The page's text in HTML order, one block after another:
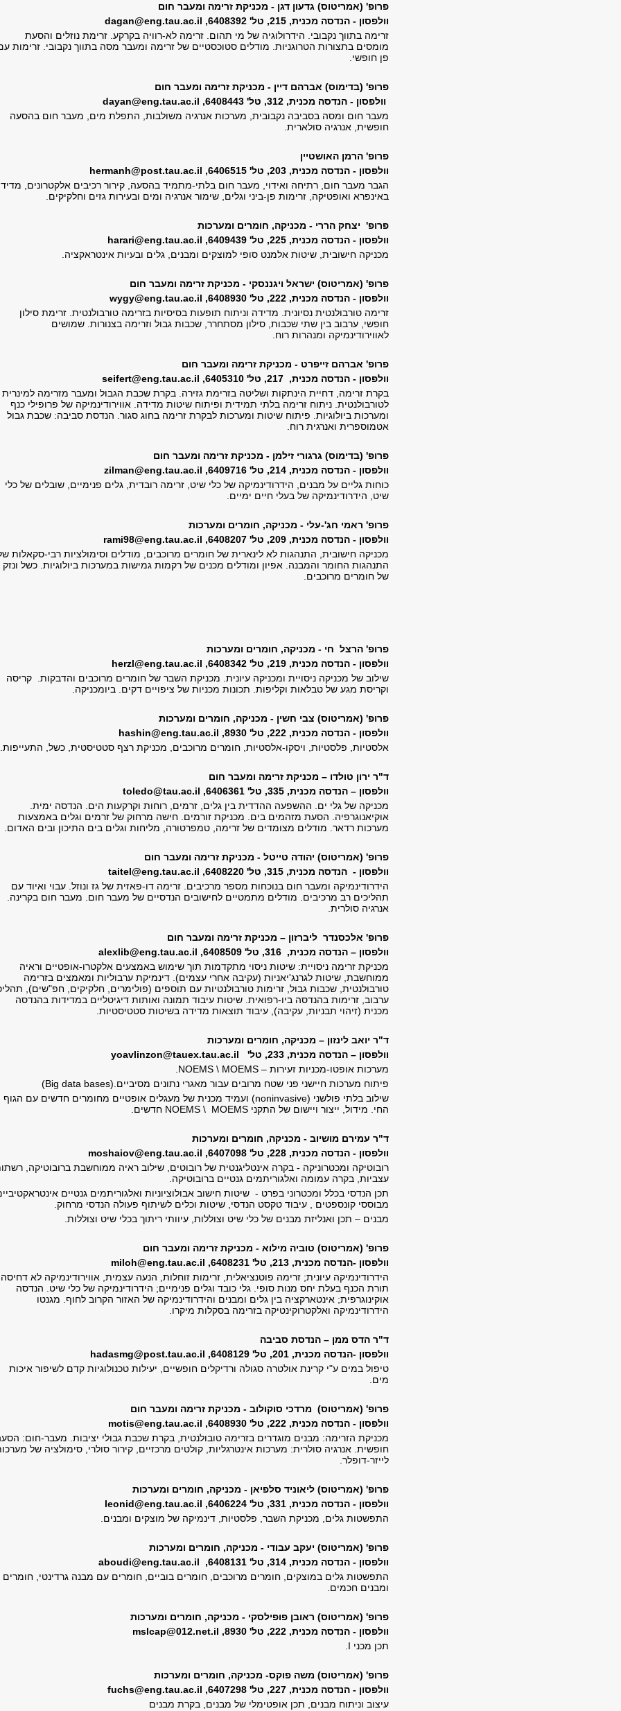
פרופ' (אמריטוס) גדעון דגן - מכניקת זרימה ומעבר חום
וולפסון - הנדסה מכנית, 215, טל' 6408392,
dagan@eng.tau.ac.il
זרימה בתווך נקבובי. הידרולוגיה של מי תהום. זרימה לא-רוויה בקרקע. זרימת נוזלים והסעת
מומסים בתצורות הטרוגניות. מודלים סטוכסטיים של זרימה ומעבר מסה בתווך נקבובי. זרימות
פן חופשי.
פרופ' (בדימוס) אברהם דיין - מכניקת זרימה ומעבר חום
וולפסון - הנדסה מכנית, 312, טל' 6408443,
dayan@eng.tau.ac.il
מעבר חום ומסה בסביבה נקבובית, מערכות אנרגיה משולבות, התפלת מים, מעבר חום בהסעה
חופשית, אנרגיה סולארית.
פרופ' הרמן האושטיין
וולפסון - הנדסה מכנית, 203, טל' 6406515,
hermanh@post.tau.ac.il
הגבר מעבר חום, רתיחה ואידוי, מעבר חום בלתי-מתמיד בהסעה, קירור רכיבים אלקטרונים,
באינפרא ואופטיקה, זרימות פן-ביני וגלים, שימור אנרגיה ומים ובעירות גזים וחלקיקים.
פרופ' יצחק הררי - מכניקה, חומרים ומערכות
וולפסון - הנדסה מכנית, 225, טל' 6409439,
harari@eng.tau.ac.il
מכניקה חישובית, שיטות אלמנט סופי למוצקים ומבנים, גלים ובעיות אינטראקציה.
פרופ' (אמריטוס) ישראל ויגננסקי - מכניקת זרימה ומעבר חום
וולפסון - הנדסה מכנית, 222, טל' 6408930,
wygy@eng.tau.ac.il
זרימה טורבולנטית נסיונית. מדידה וניתוח תופעות בסיסיות בזרימה טורבולנטית. זרימת סילון
חופשי, ערבוב בין שתי שכבות, סילון מסתחרר, שכבות גבול וזרימה בצנורות. שמושים
לאווירודינמיקה ומנהרות רוח.
פרופ' אברהם זייפרט - מכניקת זרימה ומעבר חום
וולפסון - הנדסה מכנית, 217, טל' 6405310
,
seifert@eng.tau.ac.il
בקרת זרימה, דחיית הינתקות ושליטה בזרימת גזירה. בקרת שכבת הגבול ומעבר מזרימה למינרית
לטורבולנטית. ניתוח זרימה בלתי תמידית ופיתוח שיטות מדידה. אווירודינמיקה של פרופילי כנף
ומערכות ביולוגיות. פיתוח שיטות ומערכות לבקרת זרימה בחוג סגור. הנדסת סביבה: שכבת גבול
אטמוספרית ואנרגית רוח.
פרופ' (בדימוס) גרגורי זילמן - מכניקת זרימה ומעבר חום
וולפסון - הנדסה מכנית, 214, טל' 6409716,
zilman@eng.tau.ac.il
כוחות גליים על מבנים, הידרודינמיקה של כלי שיט, זרימה רובדית, גלים פנימיים, שובלים של כלי
שיט, הידרודינמיקה של בעלי חיים ימיים.
פרופ' ראמי חג'-עלי - מכניקה, חומרים ומערכות
וולפסון - הנדסה מכנית, 209, טל' 6408207,
rami98@eng.tau.ac.il
מכניקה חישובית, התנהגות לא לינארית של חומרים מרוכבים, מודלים וסימולציות רבי-סקאלות
התנהגות החומר והמבנה. אפיון ומודלים מכנים של רקמות גמישות במערכות ביולוגיות. כשל ונזק
של חומרים מרוכבים.
פרופ' הרצל חי - מכניקה, חומרים ומערכות
וולפסון - הנדסה מכנית, 219, טל' 6408342,
herzl@eng.tau.ac.il
שילוב של מכניקה ניסויית ומכניקה עיונית. מכניקת השבר של חומרים מרוכבים והדבקות. קריסה
וקריסת מגע של טבלאות וקליפות. תכונות מכניות של ציפויים דקים. ביומכניקה.
פרופ' (אמריטוס) צבי חשין - מכניקה, חומרים ומערכות
וולפסון - הנדסה מכנית, 222, טל' 8930,
hashin@eng.tau.ac.il
אלסטיות, פלסטיות, ויסקו-אלסטיות, חומרים מרוכבים, מכניקת רצף סטטיסטית, כשל, התעייפות.
ד"ר ירון טולדו – מכניקת זרימה ומעבר חום
וולפסון – הנדסה מכנית, 335, טל' 6406361, toledo@tau.ac.il
מכניקה של גלי ים. ההשפעה ההדדית בין גלים, זרמים, רוחות וקרקעות הים. הנדסה ימית.
אוקיאנוגרפיה. הסעת מזהמים בים. מכניקת זורמים. חישה מרחוק של זרמים וגלים באמצעות
מערכות רדאר. מודלים מצומדים של זרימה, טמפרטורה, מליחות וגלים בים התיכון ובים האדום.
פרופ' (אמריטוס) יהודה טייטל - מכניקת זרימה ומעבר חום
וולפסון - הנדסה מכנית, 315, טל' 6408220,
taitel@eng.tau.ac.il
הידרודינמיקה ומעבר חום בנוכחות מספר מרכיבים. זרימה דו-פאזית של גז ונוזל. עבוי ואיוד עם
תהליכים רב מרכיבים. מודלים מתמטיים לחישובים הנדסיים של מעבר חום. מעבר חום בקרינה.
אנרגיה סולרית.
פרופ' אלכסנדר ליברזון – מכניקת זרימה ומעבר חום
וולפסון – הנדסה מכנית, 316, טל' 6408509,
alexlib@eng.tau.ac.il
מכניקת זרימה ניסויית: שיטות ניסוי מתקדמות תוך שימוש באמצעים אלקטרו-אופטיים וראיה
ממוחשבת, שיטות לגרנג'יאניות (עקיבה אחרי עצמים). דינמיקת ערבוליות ומאמצים בזרימה
טורבולנטית, שכבות גבול, זרימות טורבולנטיות עם תוספים (פולימרים, חלקיקים, חפ"שים),
ערבוב, זרימות בהנדסה ביו-רפואית. שיטות עיבוד תמונה ואותות דיגיטליים במדידות בהנדסה
מכנית (זיהוי תבניות, עקיבה), עיבוד תוצאות מדידה בשיטות סטטיסטיות.
ד"ר יואב לינזון – מכניקה, חומרים ומערכות
וולפסון – הנדסה מכנית, 233, טל'
yoavlinzon@tauex.tau.ac.il
מערכות אופטו-מכניות זעירות – MOEMS
\
NOEMS
פיתוח מערכות חיישני פני שטח מרובים עבור מאגרי נתונים מסיביים (Big data bases).
שילוב בלתי פולשני (noninvasive) ועמיד מכנית של מעגלים אופטיים מחומרים חדשים עם הגוף
החי. מידול, ייצור ויישום של התקני MOEMS
\
NOEMS חדשים
ד"ר עמירם מושיוב - מכניקה, חומרים ומערכות
וולפסון - הנדסה מכנית, 228, טל' 6407098,
moshaiov@eng.tau.ac.il
רובוטיקה ומכטרוניקה - בקרה אינטליגנטית של רובוטים, שילוב ראיה ממוחשבת ברובוטיקה,
עצביות, בקרה עמומה ואלגוריתמים גנטיים ברובוטיקה.
תכן הנדסי בכלל ומכטרוני בפרט - שיטות חישוב אבולוציוניות ואלגוריתמים גנטיים
מבוססי קונספטים , עיבוד טקסט הנדסי, שיטות וכלים לשיתוף פעולה הנדסי מרחוק.
מבנים – תכן ואנליזת מבנים של כלי שיט וצוללות, עיוותי ריתוך בכלי שיט וצוללות.
פרופ' (אמריטוס) טוביה מילוא - מכניקת זרימה ומעבר חום
וולפסון -הנדסה מכנית, 213, טל' 6408231,
miloh@eng.tau.ac.il
הידרודינמיקה עיונית; זרימה פוטנציאלית, זרימות זוחלות, הנעה עצמית, אווירודינמיקה לא
תורת הכנף בעלת יחס מנות סופי. גלי כובד וגלים פנימיים; הידרודינמיקה של כלי שיט. הנדסה
אוקינוגרפית; אינטארקציה בין גלים ומבנים והידרודינמיקה של האזור הקרוב לחוף. מגנטו
הידרודינמיקה ואלקטרוקינטיקה בזרימה בסקלות מיקרו.
ד"ר הדס ממן – הנדסת סביבה
וולפסון -הנדסה מכנית, 201, טל' 6408129,
hadasmg@post.tau.ac.il
טיפול במים ע"י קרינת אולטרה סגולה ורדיקלים חופשיים, יעילות טכנולוגיות קדם לשיפור איכות
מים.
פרופ' (אמריטוס) מרדכי סוקולוב - מכניקת זרימה ומעבר חום
וולפסון - הנדסה מכנית, 222, טל' 6408930,
motis@eng.tau.ac.il
מכניקת הזרימה: מבנים מוגדרים בזרימה טובולנטית, בקרת שכבת גבולי יציבות. מעבר-חום:
חופשית. אנרגיה סולרית: מערכות אינטרגליות, קולטים מרכזיים, קירור סולרי, סימולציה של
לייזר-דופלר.
פרופ' (אמריטוס) ליאוניד סלפיאן - מכניקה, חומרים ומערכות
וולפסון - הנדסה מכנית, 331, טל' 6406224,
leonid@eng.tau.ac.il
התפשטות גלים, מכניקת השבר, פלסטיות, דינמיקה של מוצקים ומבנים.
פרופ' (אמריטוס) יעקב עבודי - מכניקה, חומרים ומערכות
וולפסון - הנדסה מכנית, 314, טל' 6408131,
aboudi@eng.tau.ac.il
התפשטות גלים במוצקים, חומרים מרוכבים, חומרים בוביים, חומרים עם מבנה גרדינטי, חומרים
ומבנים חכמים.
פרופ' (אמריטוס) ראובן פופילסקי - מכניקה, חומרים ומערכות
וולפסון - הנדסה מכנית, 222, טל' 8930,
mslcap@012.net.il
תכן מכני I
פרופ' (אמריטוס) משה פוקס- מכניקה, חומרים ומערכות
וולפסון - הנדסה מכנית, 227, טל' 6407298,
fuchs@eng.tau.ac.il
עיצוב וניתוח מבנים, תכן אופטימלי של מבנים, בקרת מבנים